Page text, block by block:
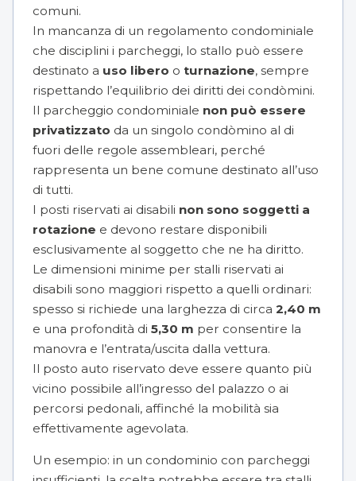
comuni.
In mancanza di un regolamento condominiale
che disciplini i parcheggi, lo stallo può essere
destinato a uso libero o turnazione, sempre
rispettando l’equilibrio dei diritti dei condòmini.
Il parcheggio condominiale non può essere
privatizzato da un singolo condòmino al di
fuori delle regole assembleari, perché
rappresenta un bene comune destinato all’uso
di tutti.
I posti riservati ai disabili non sono soggetti a
rotazione e devono restare disponibili
esclusivamente al soggetto che ne ha diritto.
Le dimensioni minime per stalli riservati ai
disabili sono maggiori rispetto a quelli ordinari:
spesso si richiede una larghezza di circa 2,40 m
e una profondità di 5,30 m per consentire la
manovra e l’entrata/uscita dalla vettura.
Il posto auto riservato deve essere quanto più
vicino possibile all’ingresso del palazzo o ai
percorsi pedonali, affinché la mobilità sia
effettivamente agevolata.
Un esempio: in un condominio con parcheggi